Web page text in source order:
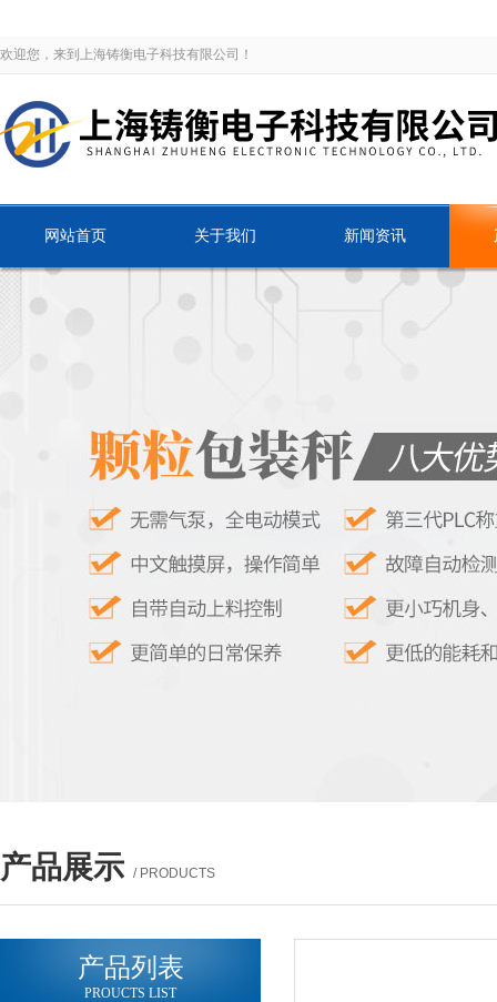
欢迎您，来到上海铸衡电子科技有限公司！
网站首页 关于我们 新闻资讯
产品展示 / PRODUCTS
产品列表
PROUCTS LIST